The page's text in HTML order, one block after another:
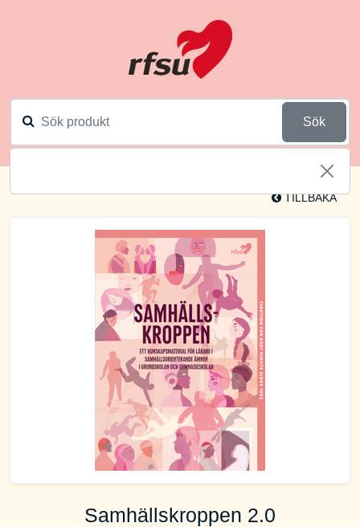
Sök
TILLBAKA
Samhällskroppen 2.0